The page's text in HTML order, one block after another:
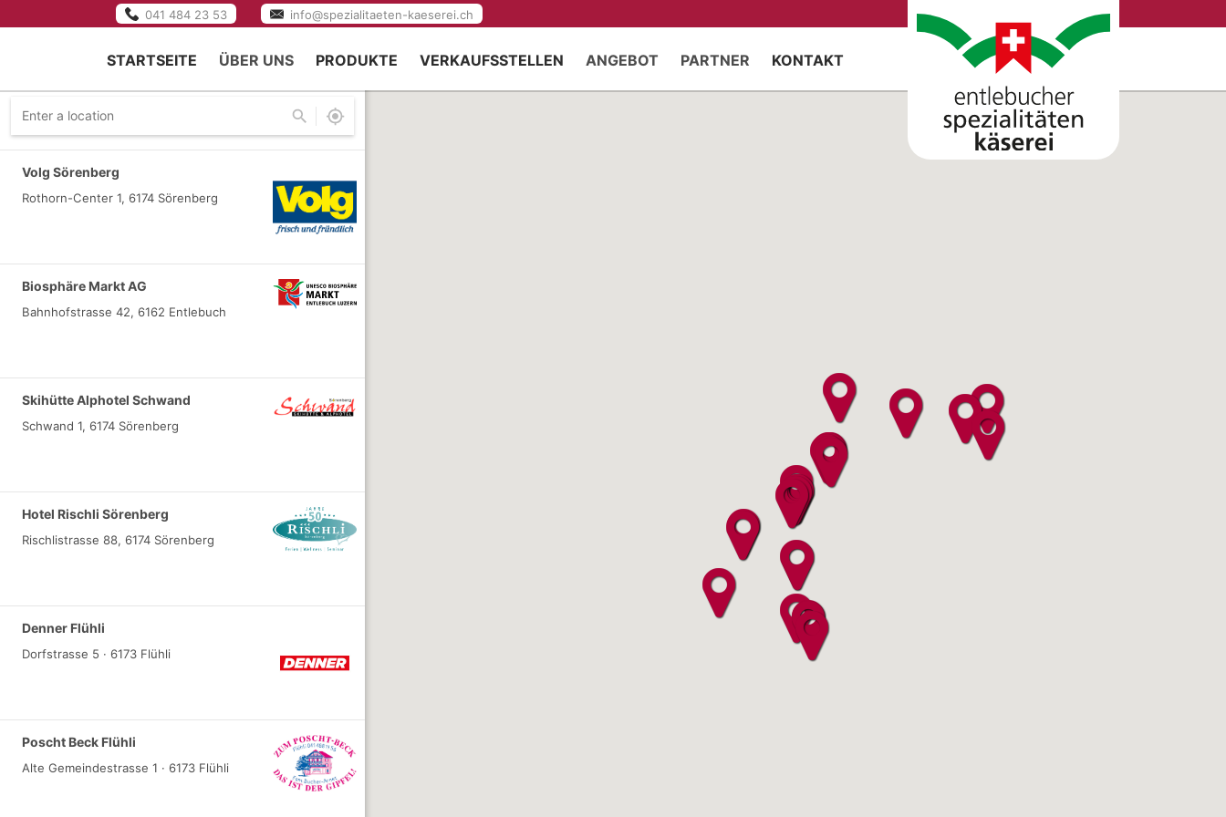
041 484 23 53 info@spezialitaeten-kaeserei.ch
STARTSEITE ÜBER UNS
JOBS
MILCHLIEFERANTEN
VERWALTUNGSRAT
PRODUKTE VERKAUFSSTELLEN ANGEBOT PARTNER KONTAKT
Volg Sörenberg
Rothorn-Center 1, 6174 Sörenberg
Biosphäre Markt AG
Bahnhofstrasse 42, 6162 Entlebuch
Skihütte Alphotel Schwand
Schwand 1, 6174 Sörenberg
Hotel Rischli Sörenberg
Rischlistrasse 88, 6174 Sörenberg
Denner Flühli
Dorfstrasse 5 · 6173 Flühli
Poscht Beck Flühli
Alte Gemeindestrasse 1 · 6173 Flühli